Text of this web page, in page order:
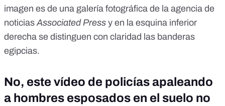
imagen es de una galería fotográfica de la agencia de
noticias Associated Press y en la esquina inferior
derecha se distinguen con claridad las banderas
egipcias.
No, este vídeo de policías apaleando
a hombres esposados en el suelo no